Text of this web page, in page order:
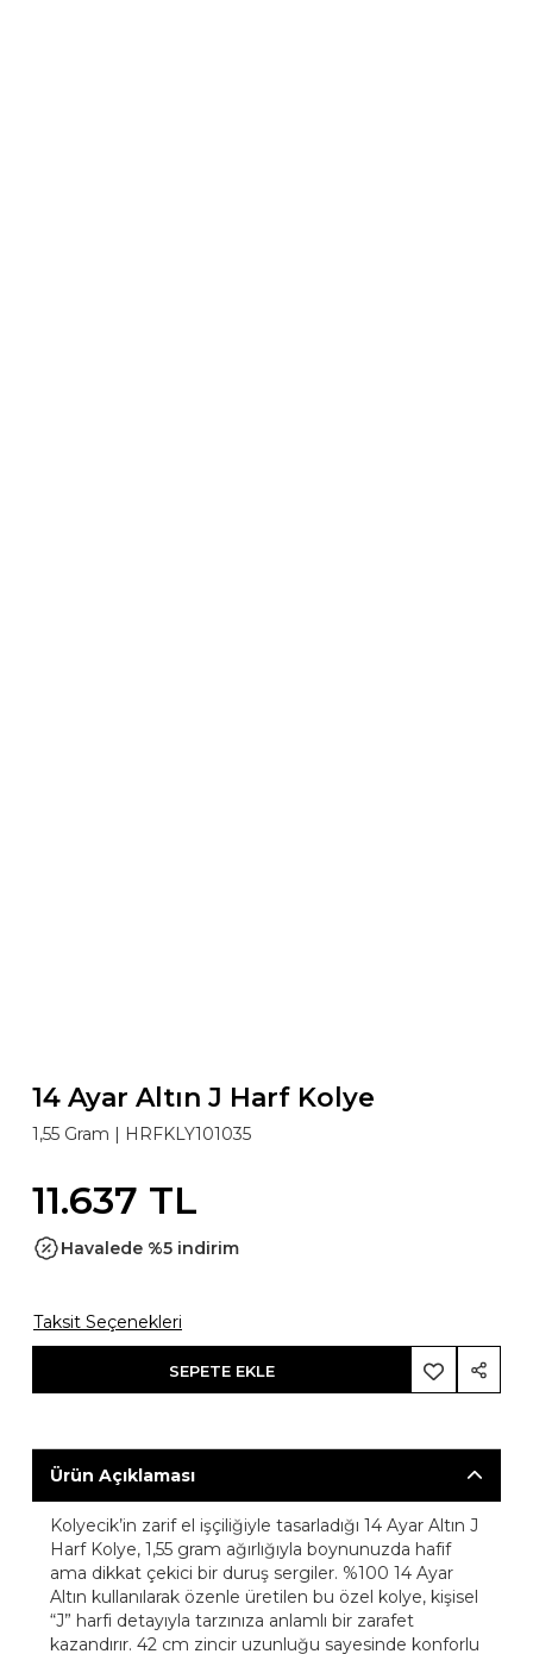
14 Ayar Altın J Harf Kolye
1,55 Gram | HRFKLY101035
11.637 TL
Havalede %5 indirim
Taksit Seçenekleri
SEPETE EKLE
Ürün Açıklaması
Kolyecik’in zarif el işçiliğiyle tasarladığı 14 Ayar Altın J
Harf Kolye, 1,55 gram ağırlığıyla boynunuzda hafif
ama dikkat çekici bir duruş sergiler. %100 14 Ayar
Altın kullanılarak özenle üretilen bu özel kolye, kişisel
“J” harfi detayıyla tarzınıza anlamlı bir zarafet
kazandırır. 42 cm zincir uzunluğu sayesinde konforlu